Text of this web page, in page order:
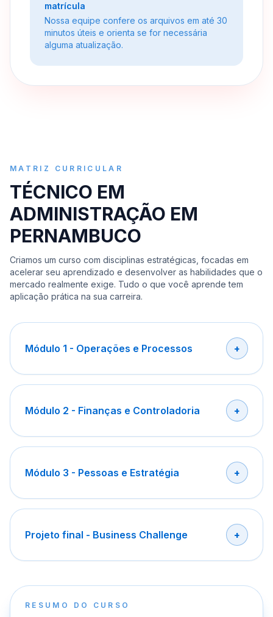
matrícula
Nossa equipe confere os arquivos em até 30
minutos úteis e orienta se for necessária
alguma atualização.
MATRIZ CURRICULAR
TÉCNICO EM
ADMINISTRAÇÃO EM
PERNAMBUCO
Criamos um curso com disciplinas estratégicas, focadas em
acelerar seu aprendizado e desenvolver as habilidades que o
mercado realmente exige. Tudo o que você aprende tem
aplicação prática na sua carreira.
Módulo 1 - Operações e Processos
Módulo 2 - Finanças e Controladoria
Módulo 3 - Pessoas e Estratégia
Projeto final - Business Challenge
RESUMO DO CURSO